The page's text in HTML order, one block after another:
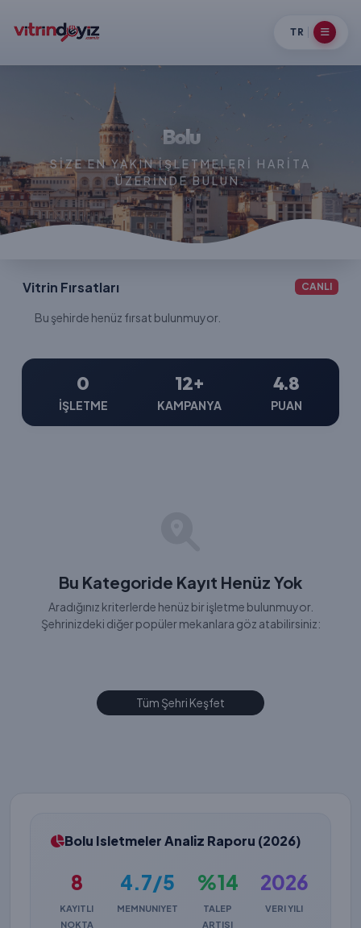
TR
Bolu
SIZE EN YAKIN IŞLETMELERI HARITA
ÜZERINDE BULUN.
Vitrin Fırsatları CANLI
Bu şehirde henüz fırsat bulunmuyor.
0
İŞLETME
12+
KAMPANYA
4.8
PUAN
Bu Kategoride Kayıt Henüz Yok
Aradığınız kriterlerde henüz bir işletme bulunmuyor.
Şehrinizdeki diğer popüler mekanlara göz atabilirsiniz:
Tüm Şehri Keşfet
Bolu Isletmeler Analiz Raporu (2026)
8
KAYITLI
NOKTA
4.7/5
MEMNUNIYET
%14
TALEP
ARTISI
2026
VERI YILI